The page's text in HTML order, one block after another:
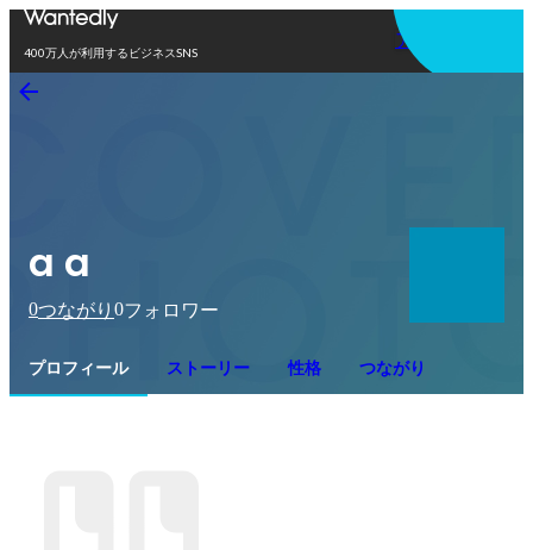
400万人が利用するビジネスSNS
アプリを使う
a a
0つながり 0フォロワー
プロフィール ストーリー 性格 つながり